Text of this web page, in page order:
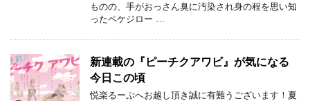
ものの、手がおっさん臭に汚染され身の程を思い知
ったペケジロー …
新連載の『ピーチクアワビ』が気になる
今日この頃
悦楽るーぷへお越し頂き誠に有難うございます！夏